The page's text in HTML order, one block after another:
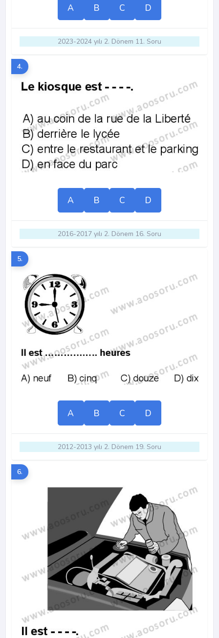
A B C D
2023-2024 yılı 2. Dönem 11. Soru
4.
A B C D
2016-2017 yılı 2. Dönem 16. Soru
5.
A B C D
2012-2013 yılı 2. Dönem 19. Soru
6.